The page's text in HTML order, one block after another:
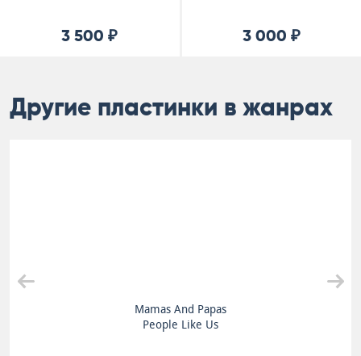
3 500 ₽ 3 000 ₽
Другие пластинки в жанрах
Mamas And Papas
People Like Us